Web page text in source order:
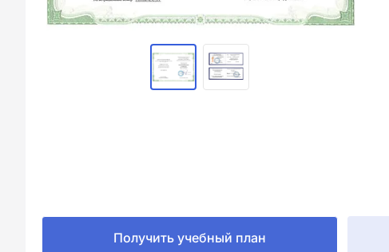
Получить учебный план